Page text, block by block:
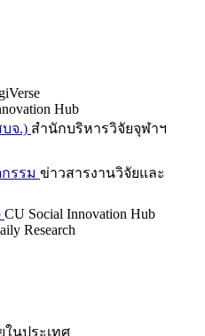
Hub
จ.) สำนักบริหารวิจัยจุฬาฯ
รรม ข่าวสารงานวิจัยและ
CU Social Innovation Hub
Research
ในประเทศ